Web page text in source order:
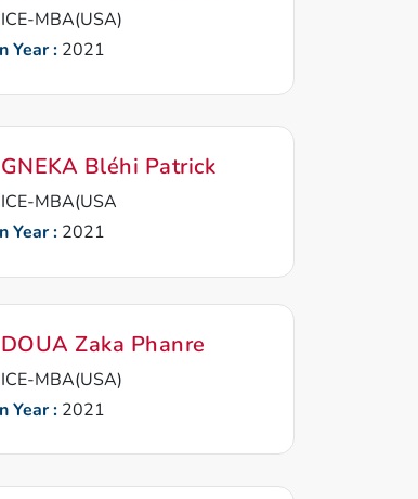
ICE-MBA(USA)
Year : 2021
GNEKA Bléhi Patrick
ICE-MBA(USA
Year : 2021
DOUA Zaka Phanre
ICE-MBA(USA)
Year : 2021